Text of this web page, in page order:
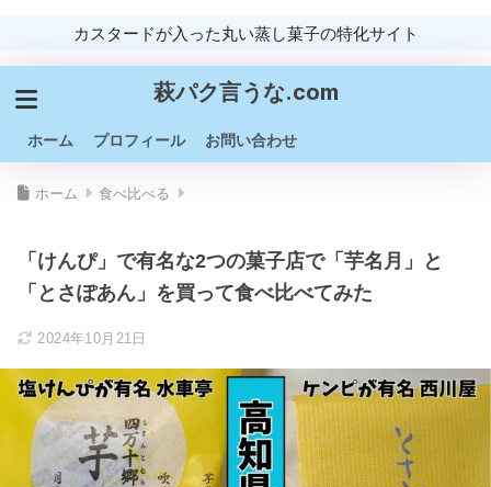
カスタードが入った丸い蒸し菓子の特化サイト
萩パク言うな.com
ホーム プロフィール お問い合わせ
ホーム 食べ比べる
「けんぴ」で有名な2つの菓子店で「芋名月」と
「とさぽあん」を買って食べ比べてみた
2024年10月21日